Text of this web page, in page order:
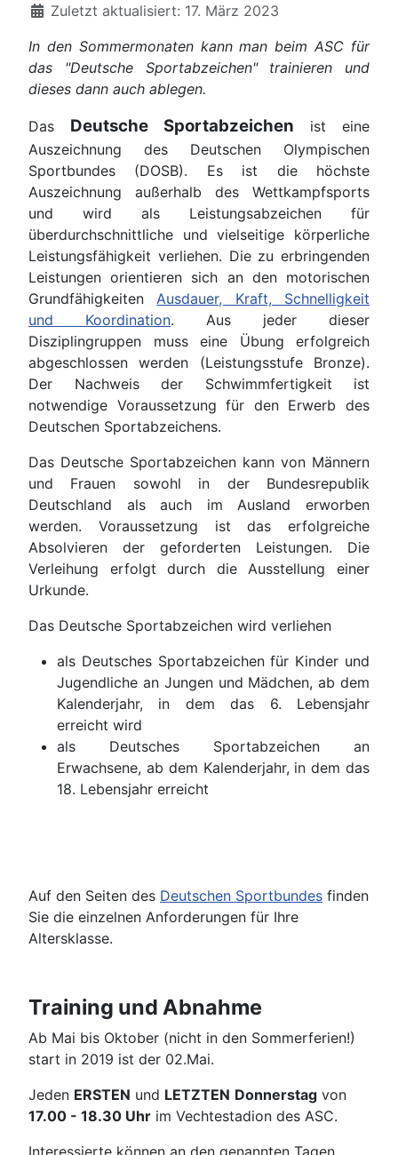
DetailsZuletzt aktualisiert: 17. März 2023
In den Sommermonaten kann man beim ASC für
das "Deutsche Sportabzeichen" trainieren und
dieses dann auch ablegen.
Das Deutsche Sportabzeichen ist eine
Auszeichnung des Deutschen Olympischen
Sportbundes (DOSB). Es ist die höchste
Auszeichnung außerhalb des Wettkampfsports
und wird als Leistungsabzeichen für
überdurchschnittliche und vielseitige körperliche
Leistungsfähigkeit verliehen. Die zu erbringenden
Leistungen orientieren sich an den motorischen
GrundfähigkeitenAusdauer, Kraft, Schnelligkeit
und Koordination. Aus jeder dieser
Disziplingruppen muss eine Übung erfolgreich
abgeschlossen werden (Leistungsstufe Bronze).
Der Nachweis der Schwimmfertigkeit ist
notwendige Voraussetzung für den Erwerb des
Deutschen Sportabzeichens.
Das Deutsche Sportabzeichen kann von Männern
und Frauen sowohl in der Bundesrepublik
Deutschland als auch im Ausland erworben
werden. Voraussetzung ist das erfolgreiche
Absolvieren der geforderten Leistungen. Die
Verleihung erfolgt durch die Ausstellung einer
Urkunde.
Das Deutsche Sportabzeichen wird verliehen
als Deutsches Sportabzeichen für Kinder und
Jugendliche an Jungen und Mädchen, ab dem
Kalenderjahr, in dem das 6. Lebensjahr
erreicht wird
als Deutsches Sportabzeichen an
Erwachsene, ab dem Kalenderjahr, in dem das
18. Lebensjahr erreicht
Auf den Seiten des Deutschen Sportbundes finden
Sie die einzelnen Anforderungen für Ihre
Altersklasse.
Training und Abnahme
Ab Mai bis Oktober (nicht in den Sommerferien!)
start in 2019 ist der 02.Mai.
Jeden ERSTEN und LETZTEN Donnerstag von
17.00 - 18.30 Uhr im Vechtestadion des ASC.